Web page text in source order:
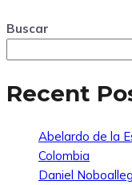
Buscar
Recent
Abelardo de la
Colombia
Daniel